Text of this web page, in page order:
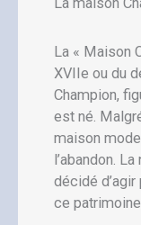
La « Maison
XVIIe ou du
Champion,
est né.
maison
l’abandon.
décidé
ce